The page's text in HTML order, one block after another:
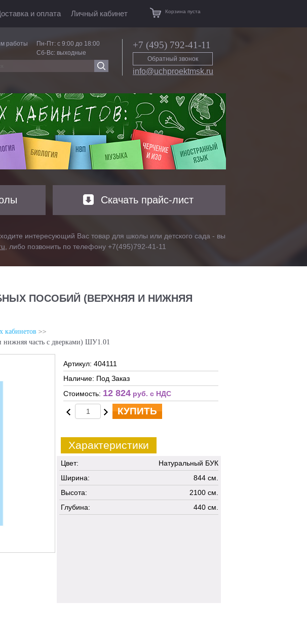
и оплата Личный кабинет Корзина пуста
работы
Пн-Пт: с 9:00 до 18:00
Сб-Вс: выходные
+7 (495) 792-41-11
Обратный звонок
info@uchproektmsk.ru
Скачать прайс-лист
интересующий Вас товар для школы или детского сада - вы
, либо позвонить по телефону +7(495)792-41-11
ПОСОБИЙ (ВЕРХНЯЯ И НИЖНЯЯ
кабинетов
часть с дверками) ШУ1.01
Артикул: 404111
Наличие: Под Заказ
Стоимость: 12 824 руб. c НДС
КУПИТЬ
Характеристики
Цвет:
Натуральный БУК
Ширина:
844 см.
Высота:
2100 см.
Глубина:
440 см.